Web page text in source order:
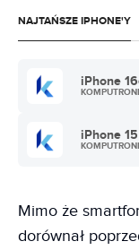
NAJTAŃSZE IPHONE'Y
iPhone
iPhone
Mimo że
dorównał